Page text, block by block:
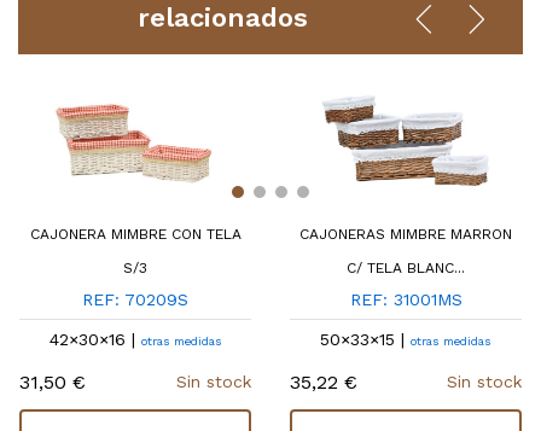
relacionados
CAJONERA MIMBRE CON TELA
S/3
REF: 70209S
42×30×16 | otras medidas
31,50 € Sin stock
CAJONERAS MIMBRE MARRON
C/ TELA BLANC...
REF: 31001MS
50×33×15 | otras medidas
35,22 € Sin stock